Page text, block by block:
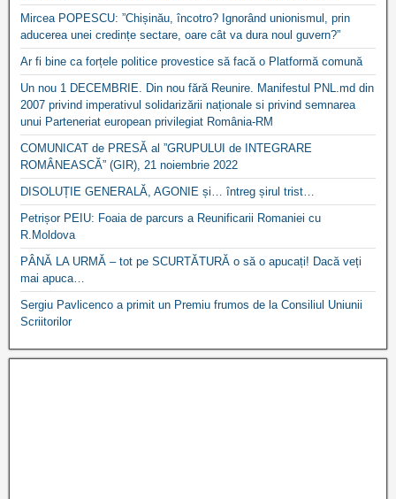
Mircea POPESCU: ”Chișinău, încotro? Ignorând unionismul, prin
aducerea unei credințe sectare, oare cât va dura noul guvern?”
Ar fi bine ca forțele politice provestice să facă o Platformă comună
Un nou 1 DECEMBRIE. Din nou fără Reunire. Manifestul PNL.md din
2007 privind imperativul solidarizării naționale si privind semnarea
unui Parteneriat european privilegiat România-RM
COMUNICAT de PRESĂ al ”GRUPULUI de INTEGRARE
ROMÂNEASCĂ” (GIR), 21 noiembrie 2022
DISOLUȚIE GENERALĂ, AGONIE și… întreg șirul trist…
Petrișor PEIU: Foaia de parcurs a Reunificarii Romaniei cu
R.Moldova
PÂNĂ LA URMĂ – tot pe SCURTĂTURĂ o să o apucați! Dacă veți
mai apuca…
Sergiu Pavlicenco a primit un Premiu frumos de la Consiliul Uniunii
Scriitorilor